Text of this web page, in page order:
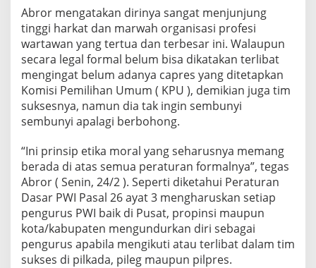
P
W
I
Abror mengatakan dirinya sangat menjunjung
tinggi harkat dan marwah organisasi profesi
wartawan yang tertua dan terbesar ini. Walaupun
secara legal formal belum bisa dikatakan terlibat
mengingat belum adanya capres yang ditetapkan
Komisi Pemilihan Umum ( KPU ), demikian juga tim
suksesnya, namun dia tak ingin sembunyi
sembunyi apalagi berbohong.
“Ini prinsip etika moral yang seharusnya memang
berada di atas semua peraturan formalnya”, tegas
Abror ( Senin, 24/2 ). Seperti diketahui Peraturan
Dasar PWI Pasal 26 ayat 3 mengharuskan setiap
pengurus PWI baik di Pusat, propinsi maupun
kota/kabupaten mengundurkan diri sebagai
pengurus apabila mengikuti atau terlibat dalam tim
sukses di pilkada, pileg maupun pilpres.